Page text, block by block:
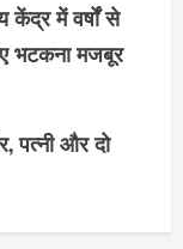
केंद्र में वर्षों से
भटकना मजबूर
पत्नी और दो